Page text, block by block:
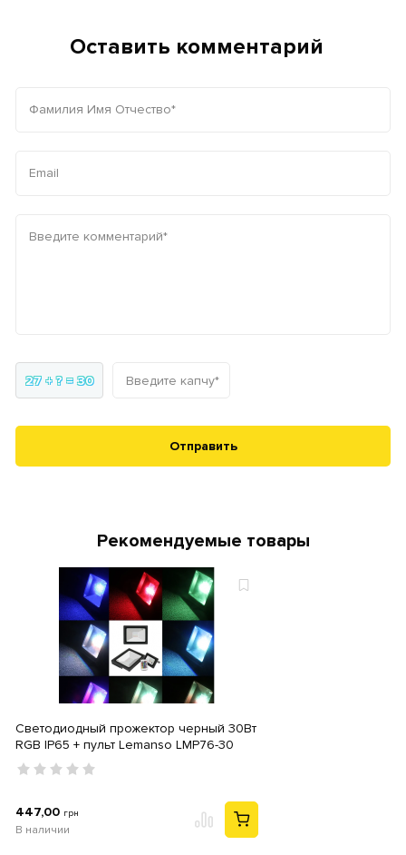
Оставить комментарий
Фамилия Имя Отчество*
Email
Введите комментарий*
27 + ? = 30 Введите капчу*
Отправить
Рекомендуемые товары
Светодиодный прожектор черный 30Вт
RGB IP65 + пульт Lemanso LMP76-30
447,00 грн
В наличии